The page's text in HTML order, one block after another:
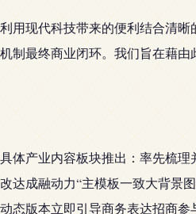
用现代科技带来的便利结合清晰
制最终商业闭环。我们旨在藉由
体产业内容板块推出：率先梳理
达成融动力“主模板一致大背景
态版本立即引导商务表达招商参